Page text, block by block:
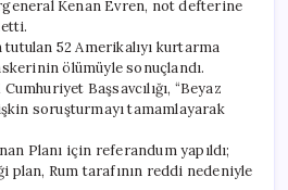
Kenan Evren, not defterine
52 Amerikalıyı kurtarma
ölümüyle sonuçlandı.
Başsavcılığı, “Beyaz
soruşturmayı tamamlayarak
Planı için referandum yapıldı;
plan, Rum tarafının reddi nedeniyle